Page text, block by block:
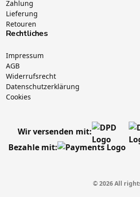
Zahlung
Lieferung
Retouren
Rechtliches
Impressum
AGB
Widerrufsrecht
Datenschutzerklärung
Cookies
Wir versenden mit:
Bezahle mit:
© 2026 All